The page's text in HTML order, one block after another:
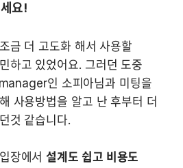
요!
금 더 고도화 해서 사용할
하고 있었어요. 그러던 도중
인 소피아님과 미팅을
사용방법을 알고 난 후부터 더
것 같습니다.
장에서 설계도 쉽고 비용도